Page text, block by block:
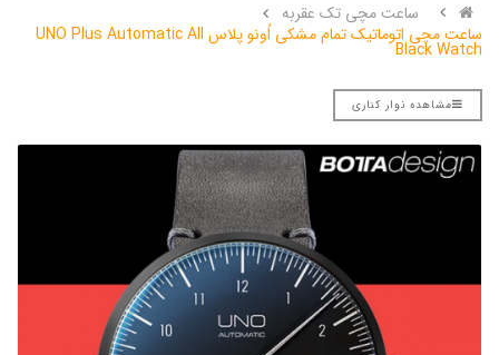
ساعت مچی تک عقربه
ساعت مچی اتوماتیک تمام مشکی اُونو پلاس UNO Plus Automatic All
Black Watch
مشاهده نوار کناری